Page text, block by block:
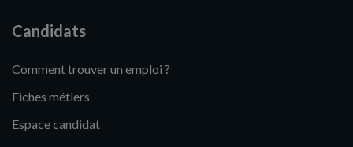
Candidats
Comment trouver un emploi ?
Fiches métiers
Espace candidat